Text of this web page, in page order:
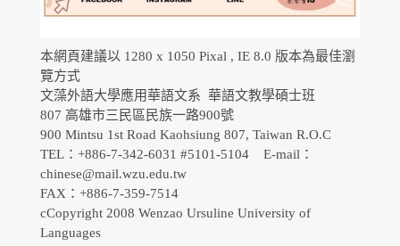
本網頁建議以 1280 x 1050 Pixal , IE 8.0 版本為最佳瀏
覽方式
文藻外語大學應用華語文系 華語文教學碩士班
807 高雄市三民區民族一路900號
900 Mintsu 1st Road Kaohsiung 807, Taiwan R.O.C
TEL：+886-7-342-6031 #5101-5104 E-mail：
chinese@mail.wzu.edu.tw
FAX：+886-7-359-7514
cCopyright 2008 Wenzao Ursuline University of
Languages